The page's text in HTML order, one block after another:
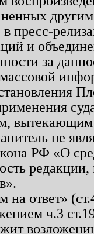
пресс-
и
за
вытекающим
не
РФ «О
на ответ»
ч.3